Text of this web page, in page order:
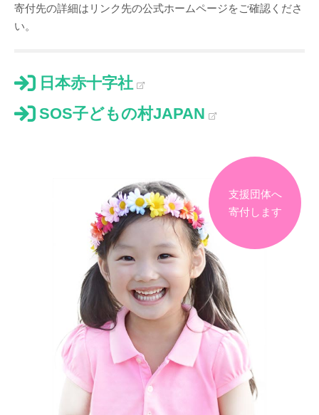
寄付先の詳細はリンク先の公式ホームページをご確認くださ
い。
日本赤十字社
SOS子どもの村JAPAN
支援団体へ
寄付します